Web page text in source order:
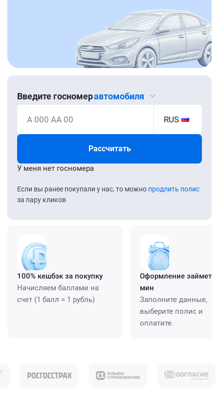
Введите госномеравтомобиля
А 000 АА 00 RUS
Рассчитать
Если вы ранее покупали у нас, то можно продлить полис
за пару кликов
У меня нет госномера
100% кешбэк за покупку
Начисляем баллами на
счет (1 балл = 1 рубль)
Оформление займет
мин
Заполните данные,
выберите полис и
оплатите.